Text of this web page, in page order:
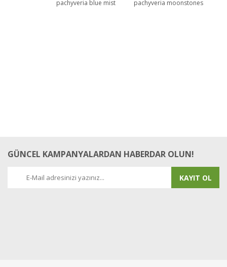
pachyveria blue mist
pachyveria moonstones
GÜNCEL KAMPANYALARDAN HABERDAR OLUN!
KAYIT OL